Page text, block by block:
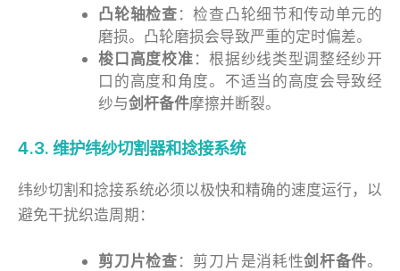
凸轮轴检查：检查凸轮细节和传动单元的
磨损。凸轮磨损会导致严重的定时偏差。
梭口高度校准：根据纱线类型调整经纱开
口的高度和角度。不适当的高度会导致经
纱与剑杆备件摩擦并断裂。
4.3. 维护纬纱切割器和捻接系统
纬纱切割和捻接系统必须以极快和精确的速度运行，以
避免干扰织造周期：
剪刀片检查：剪刀片是消耗性剑杆备件。